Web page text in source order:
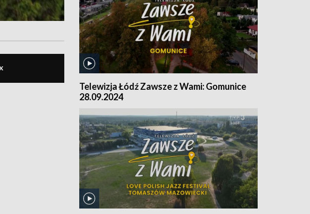
Telewizja Łódź Zawsze z Wami: Gomunice
28.09.2024